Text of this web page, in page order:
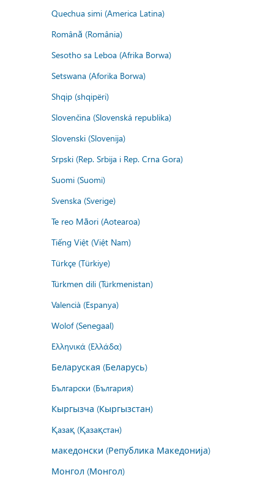
Quechua simi (America Latina)
Română (România)
Sesotho sa Leboa (Afrika Borwa)
Setswana (Aforika Borwa)
Shqip (shqipëri)
Slovenčina (Slovenská republika)
Slovenski (Slovenija)
Srpski (Rep. Srbija i Rep. Crna Gora)
Suomi (Suomi)
Svenska (Sverige)
Te reo Māori (Aotearoa)
Tiếng Việt (Việt Nam)
Türkçe (Türkiye)
Türkmen dili (Türkmenistan)
Valencià (Espanya)
Wolof (Senegaal)
Ελληνικά (Ελλάδα)
Беларуская (Беларусь)
Български (България)
Кыргызча (Кыргызстан)
Қазақ (Қазақстан)
македонски (Република Македонија)
Монгол (Монгол)